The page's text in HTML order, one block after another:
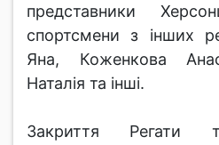
представники
спортсмени з інших
Яна, Коженкова
Наталія та інші.
Закриття Регати